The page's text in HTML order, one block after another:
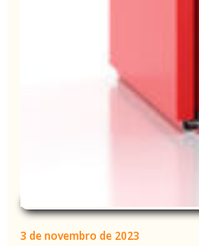
3 de novembro de 2023